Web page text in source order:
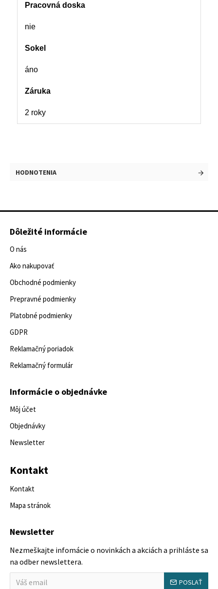
Pracovná doska
nie
Sokel
áno
Záruka
2 roky
HODNOTENIA
Dôležité informácie
O nás
Ako nakupovať
Obchodné podmienky
Prepravné podmienky
Platobné podmienky
GDPR
Reklamačný poriadok
Reklamačný formulár
Informácie o objednávke
Môj účet
Objednávky
Newsletter
Kontakt
Kontakt
Mapa stránok
Newsletter
Nezmeškajte infomácie o novinkách a akciách a prihláste sa
na odber newslettera.
POSLAŤ